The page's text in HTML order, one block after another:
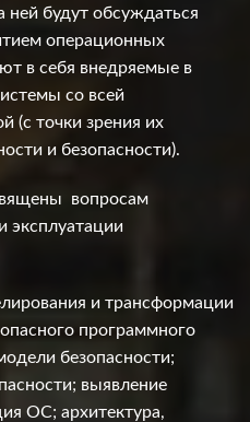
ней будут обсуждаться
операционных
в себя внедряемые в
со всей
(с точки зрения их
и безопасности).
вопросам
эксплуатации
и трансформации
программного
безопасности;
выявление
ОС; архитектура,